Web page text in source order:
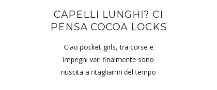
CAPELLI LUNGHI? CI
PENSA COCOA LOCKS
Ciao pocket girls, tra corse e
impegni vari finalmente sono
riuscita a ritagliarmi del tempo